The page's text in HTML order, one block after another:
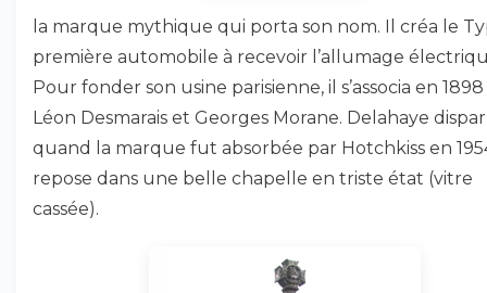
la marque mythique qui porta son nom. Il créa le
première automobile à recevoir l’allumage
Pour fonder son usine parisienne, il s’associa en
Léon Desmarais et Georges Morane. Delahaye
quand la marque fut absorbée par Hotchkiss en
repose dans une belle chapelle en triste état (vitre
cassée).